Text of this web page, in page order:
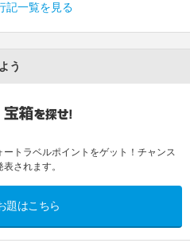
記一覧を見る
う
トラベルポイントをゲット！チャンス
されます。
題はこちら